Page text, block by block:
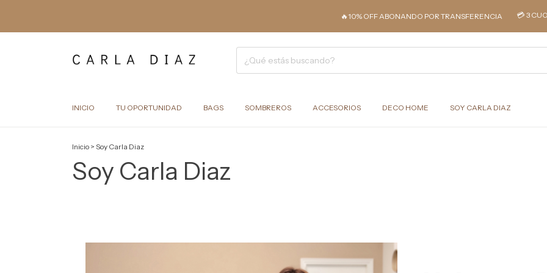
🔥10% OFF ABONANDO POR TRANSFERENCIA 💳 3 CUOTAS SIN
INICIO TU OPORTUNIDAD BAGS SOMBREROS ACCESORIOS DECO HOME SOY CARLA DIAZ
Inicio > Soy Carla Diaz
Soy Carla Diaz